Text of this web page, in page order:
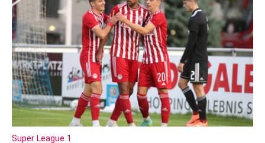
Super League 1